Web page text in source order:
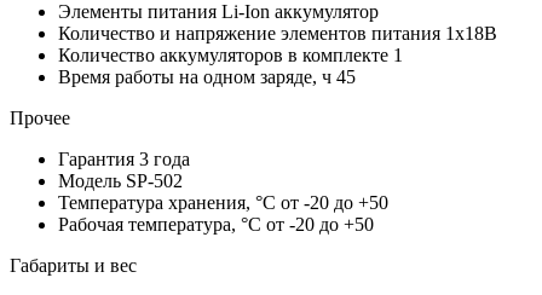
Элементы питания Li-Ion аккумулятор
Количество и напряжение элементов питания 1х18В
Количество аккумуляторов в комплекте 1
Время работы на одном заряде, ч 45
Прочее
Гарантия 3 года
Модель SP-502
Температура хранения, °С от -20 до +50
Рабочая температура, °С от -20 до +50
Габариты и вес